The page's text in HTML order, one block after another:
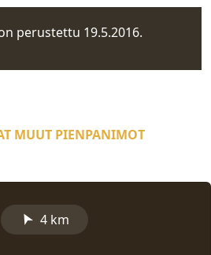
perustettu 19.5.2016.
MUUT PIENPANIMOT
➤ 4 km